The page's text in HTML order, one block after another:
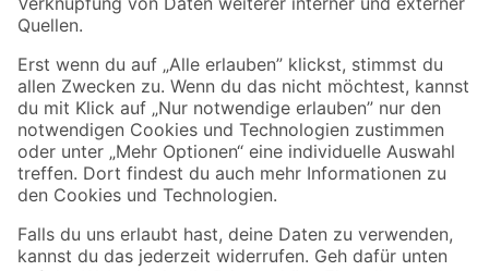
Sicher einkaufen
Jetzt die toom-App herunterladen
Alle Preisangaben in EUR inkl. gesetzl. MwSt.. Die dargestellten Angebote sind unter